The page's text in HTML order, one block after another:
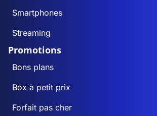
Smartphones
Streaming
Promotions
Bons plans
Box à petit prix
Forfait pas cher